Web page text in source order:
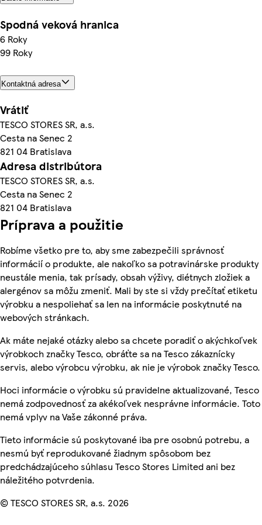
Spodná veková hranica
6 Roky
99 Roky
Kontaktná adresa
Vrátiť
TESCO STORES SR, a.s.
Cesta na Senec 2
821 04 Bratislava
Adresa distribútora
TESCO STORES SR, a.s.
Cesta na Senec 2
821 04 Bratislava
Príprava a použitie
Robíme všetko pre to, aby sme zabezpečili správnosť
informácií o produkte, ale nakoľko sa potravinárske produkty
neustále menia, tak prísady, obsah výživy, diétnych zložiek a
alergénov sa môžu zmeniť. Mali by ste si vždy prečítať etiketu
výrobku a nespoliehať sa len na informácie poskytnuté na
webových stránkach.
Ak máte nejaké otázky alebo sa chcete poradiť o akýchkoľvek
výrobkoch značky Tesco, obráťte sa na Tesco zákaznícky
servis, alebo výrobcu výrobku, ak nie je výrobok značky Tesco.
Hoci informácie o výrobku sú pravidelne aktualizované, Tesco
nemá zodpovednosť za akékoľvek nesprávne informácie. Toto
nemá vplyv na Vaše zákonné práva.
Tieto informácie sú poskytované iba pre osobnú potrebu, a
nesmú byť reprodukované žiadnym spôsobom bez
predchádzajúceho súhlasu Tesco Stores Limited ani bez
náležitého potvrdenia.
© TESCO STORES SR, a.s. 2026